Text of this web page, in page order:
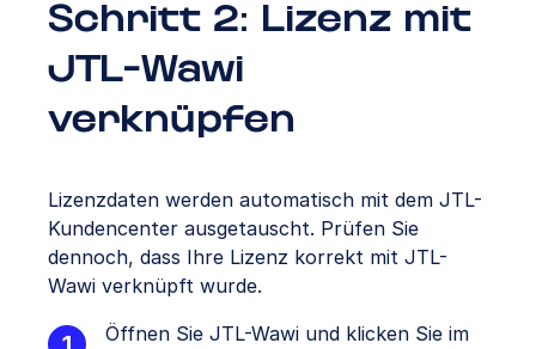
Schritt 2: Lizenz mit
JTL-Wawi
verknüpfen
Lizenzdaten werden automatisch mit dem JTL-
Kundencenter ausgetauscht. Prüfen Sie
dennoch, dass Ihre Lizenz korrekt mit JTL-
Wawi verknüpft wurde.
Öffnen Sie JTL-Wawi und klicken Sie im